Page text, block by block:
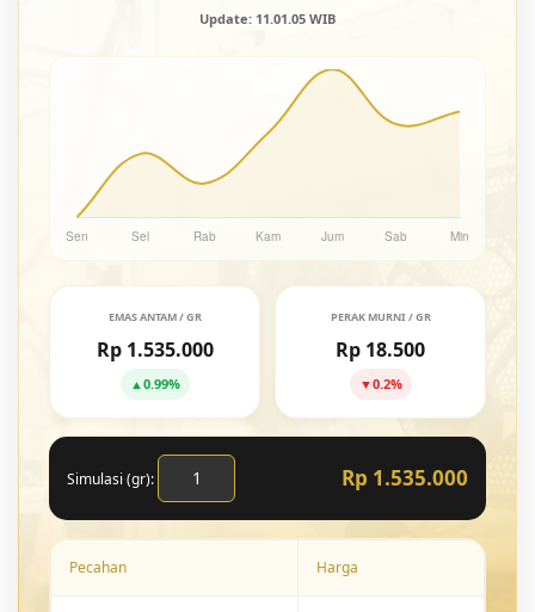
Update: 11.01.05 WIB
EMAS ANTAM / GR
Rp 1.535.000
▲0.99%
PERAK MURNI / GR
Rp 18.500
▼0.2%
Simulasi (gr): Rp 1.535.000
Pecahan Harga